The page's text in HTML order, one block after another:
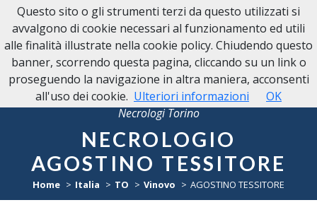
Necrologi Torino
NECROLOGIO
AGOSTINO TESSITORE
Home Italia TO Vinovo AGOSTINO TESSITORE
Questo sito o gli strumenti terzi da questo utilizzati si
avvalgono di cookie necessari al funzionamento ed utili
alle finalità illustrate nella cookie policy. Chiudendo questo
banner, scorrendo questa pagina, cliccando su un link o
proseguendo la navigazione in altra maniera, acconsenti
all'uso dei cookie. Ulteriori informazioni OK